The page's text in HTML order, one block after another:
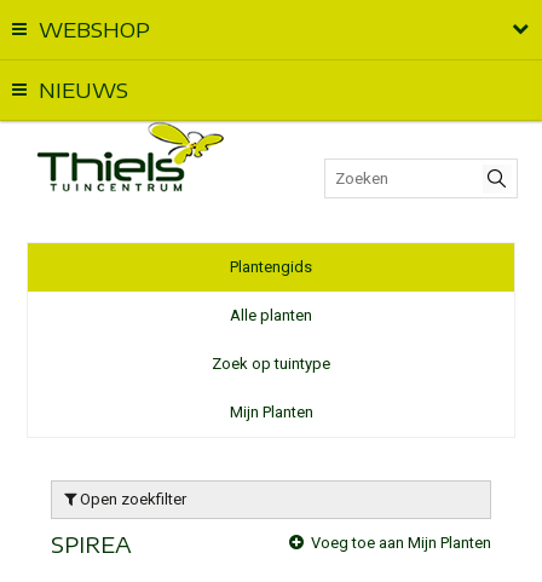
WEBSHOP
NIEUWS
Plantengids
Alle planten
Zoek op tuintype
Mijn Planten
Open zoekfilter
SPIREA Voeg toe aan Mijn Planten